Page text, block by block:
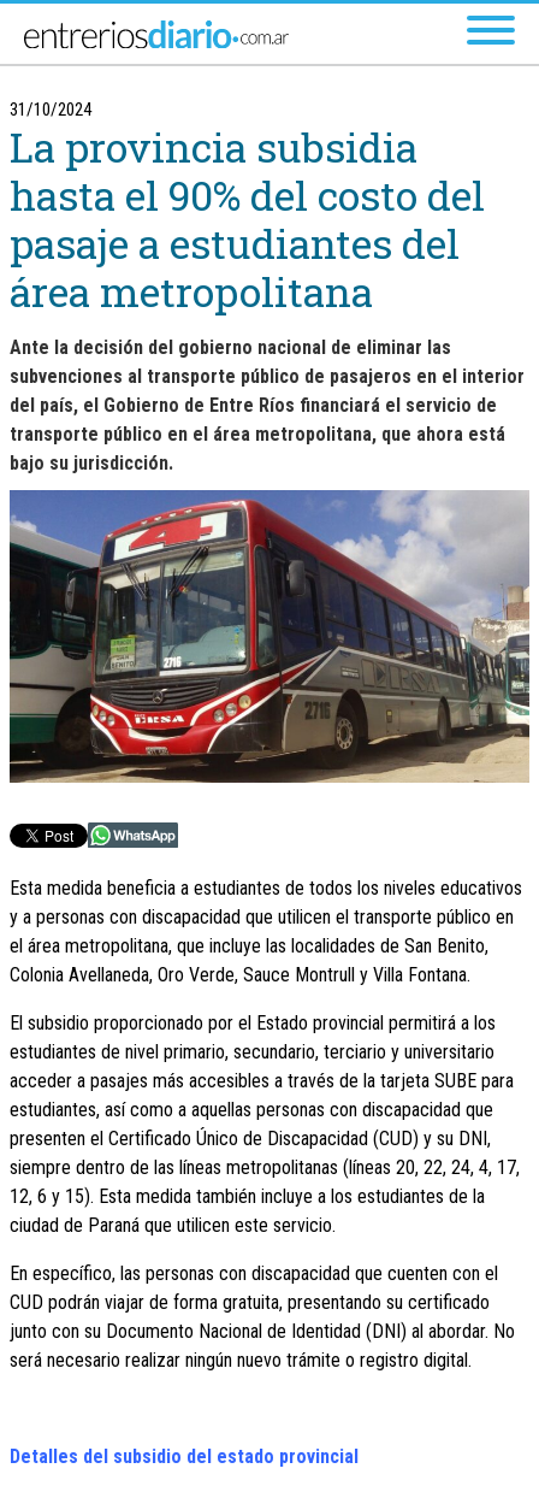
31/10/2024
La provincia subsidia
hasta el 90% del costo del
pasaje a estudiantes del
área metropolitana
Ante la decisión del gobierno nacional de eliminar las
subvenciones al transporte público de pasajeros en el interior
del país, el Gobierno de Entre Ríos financiará el servicio de
transporte público en el área metropolitana, que ahora está
bajo su jurisdicción.
Esta medida beneficia a estudiantes de todos los niveles educativos
y a personas con discapacidad que utilicen el transporte público en
el área metropolitana, que incluye las localidades de San Benito,
Colonia Avellaneda, Oro Verde, Sauce Montrull y Villa Fontana.
El subsidio proporcionado por el Estado provincial permitirá a los
estudiantes de nivel primario, secundario, terciario y universitario
acceder a pasajes más accesibles a través de la tarjeta SUBE para
estudiantes, así como a aquellas personas con discapacidad que
presenten el Certificado Único de Discapacidad (CUD) y su DNI,
siempre dentro de las líneas metropolitanas (líneas 20, 22, 24, 4, 17,
12, 6 y 15). Esta medida también incluye a los estudiantes de la
ciudad de Paraná que utilicen este servicio.
En específico, las personas con discapacidad que cuenten con el
CUD podrán viajar de forma gratuita, presentando su certificado
junto con su Documento Nacional de Identidad (DNI) al abordar. No
será necesario realizar ningún nuevo trámite o registro digital.
Detalles del subsidio del estado provincial